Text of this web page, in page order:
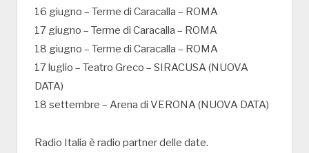
16 giugno – Terme di Caracalla – ROMA
17 giugno – Terme di Caracalla – ROMA
18 giugno – Terme di Caracalla – ROMA
17 luglio – Teatro Greco – SIRACUSA (NUOVA
DATA)
18 settembre – Arena di VERONA (NUOVA DATA)
Radio Italia è radio partner delle date.